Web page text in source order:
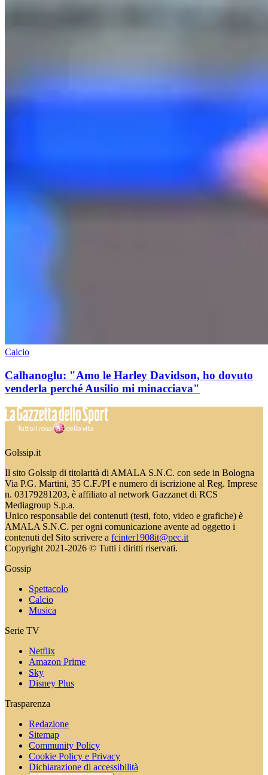
Calcio
Calhanoglu: "Amo le Harley Davidson, ho dovuto
venderla perché Ausilio mi minacciava"
Golssip.it
Il sito Golssip di titolarità di AMALA S.N.C. con sede in Bologna
Via P.G. Martini, 35 C.F./PI e numero di iscrizione al Reg. Imprese
n. 03179281203, è affiliato al network Gazzanet di RCS
Mediagroup S.p.a.
Unico responsabile dei contenuti (testi, foto, video e grafiche) è
AMALA S.N.C. per ogni comunicazione avente ad oggetto i
contenuti del Sito scrivere a fcinter1908it@pec.it
Copyright 2021-2026 © Tutti i diritti riservati.
Gossip
Spettacolo
Calcio
Musica
Serie TV
Netflix
Amazon Prime
Sky
Disney Plus
Trasparenza
Redazione
Sitemap
Community Policy
Cookie Policy e Privacy
Dichiarazione di accessibilità